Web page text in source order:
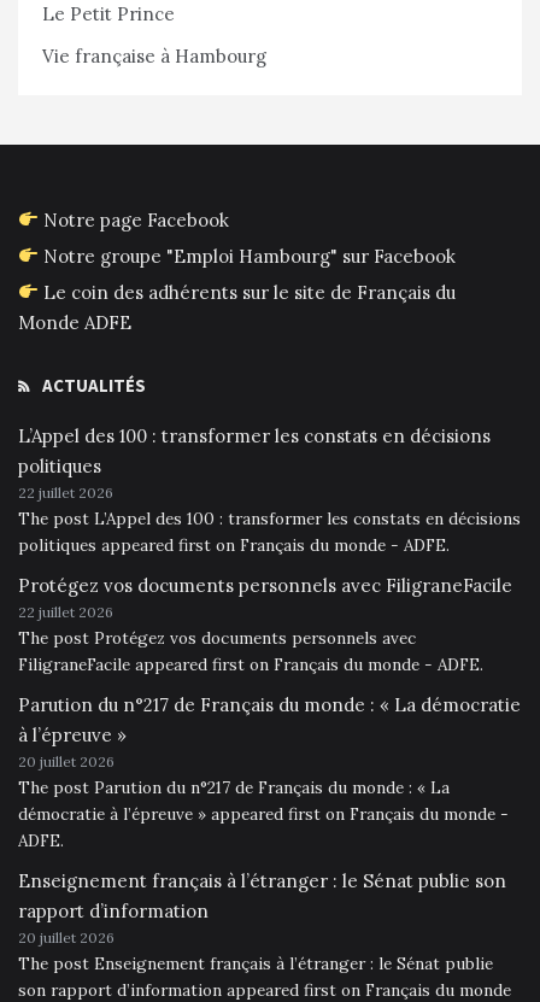
Le Petit Prince
Vie française à Hambourg
Notre page Facebook
Notre groupe "Emploi Hambourg" sur Facebook
Le coin des adhérents sur le site de Français du
Monde ADFE
ACTUALITÉS
L’Appel des 100 : transformer les constats en décisions
politiques
22 juillet 2026
The post L’Appel des 100 : transformer les constats en décisions
politiques appeared first on Français du monde - ADFE.
Protégez vos documents personnels avec FiligraneFacile
22 juillet 2026
The post Protégez vos documents personnels avec
FiligraneFacile appeared first on Français du monde - ADFE.
Parution du n°217 de Français du monde : « La démocratie
à l’épreuve »
20 juillet 2026
The post Parution du n°217 de Français du monde : « La
démocratie à l’épreuve » appeared first on Français du monde -
ADFE.
Enseignement français à l’étranger : le Sénat publie son
rapport d’information
20 juillet 2026
The post Enseignement français à l’étranger : le Sénat publie
son rapport d’information appeared first on Français du monde